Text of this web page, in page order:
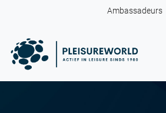
Ambassadeurs